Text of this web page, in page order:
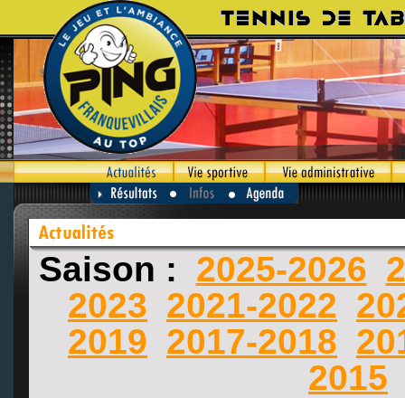
Saison : 2025-2026
2023 2021-2022
2019 2017-2018
2015